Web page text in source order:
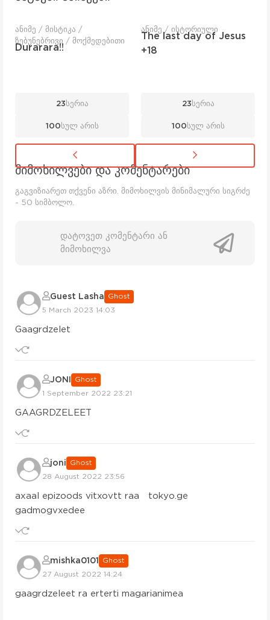
ანიმე / მისტიკა /
ზებუნებრივი / მოქმედებითი
Durarara!!
23 სერია
100 სულ არის
ანიმე / ისტორიული
The last day of Jesus
+18
23 სერია
100 სულ არის
მიმოხილვები და კომენტარები
გაგვიზიარეთ თქვენი აზრი. მიმოხილვის მინიმალური სიგრძე
- 50 სიმბოლო.
დატოვეთ კომენტარი ან
მიმოხილვა
Guest Lasha Ghost
5 March 2023 14:03
Gaagrdzelet
JONI Ghost
1 September 2022 23:21
GAAGRDZELEET
joni Ghost
28 August 2022 23:56
axaal epizoods vitxovtt raa tokyo.ge
gadmogvxedee
mishka0101 Ghost
27 August 2022 14:24
gaagrdzeleet ra erterti magarianimea